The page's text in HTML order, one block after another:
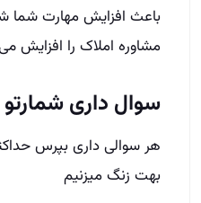
باعث افزایش مهارت شما
مشاوره املاک را افزایش
سوال داری شمارتو
هر سوالی داری بپرس
بهت زنگ میزنیم